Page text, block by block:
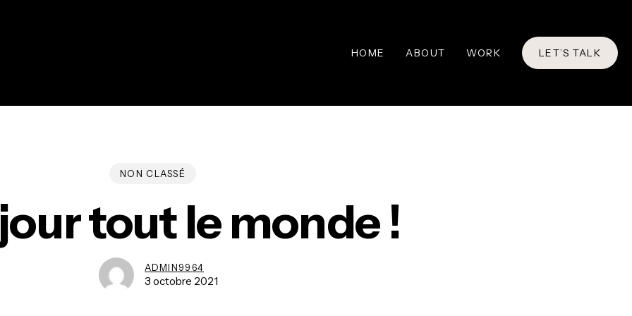
HOME ABOUT WORK LET’S TALK
NON CLASSÉ
tout le monde !
ADMIN9964
3 octobre 2021